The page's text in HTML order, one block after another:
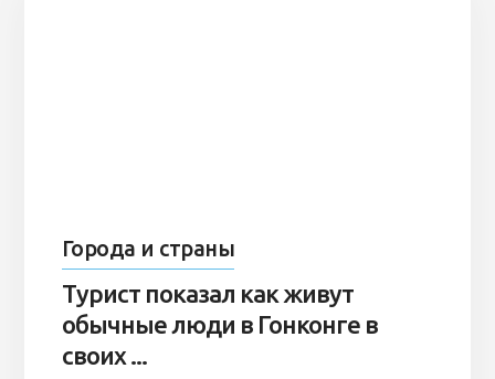
Города и страны
Турист показал как живут
обычные люди в Гонконге в
своих ...